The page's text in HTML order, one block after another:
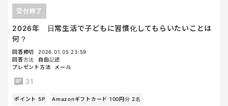
2026年 日常生活で子どもに習慣化してもらいたいことは
何？
受付終了
回答締切
2026.01.05 23:59
回答方法
自由記述
プレゼント方法
メール
31
ポイント 5P Amazonギフトカード 100円分 2名